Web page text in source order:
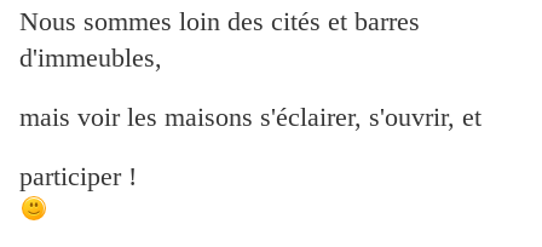
Nous sommes loin des cités et barres
d'immeubles,
mais voir les maisons s'éclairer, s'ouvrir, et
participer !